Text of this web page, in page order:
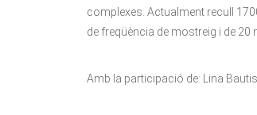
complexes. Actualment recull
de freqüència de mostreig i de 20
Amb la participació de: Lina